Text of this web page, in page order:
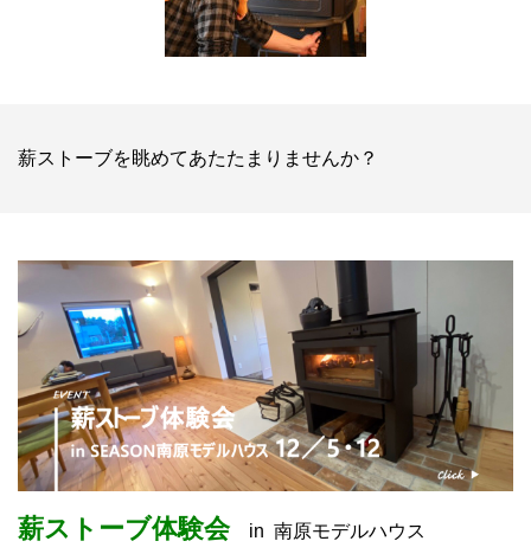
薪ストーブを眺めてあたたまりませんか？
薪ストーブ体験会in 南原モデルハウス